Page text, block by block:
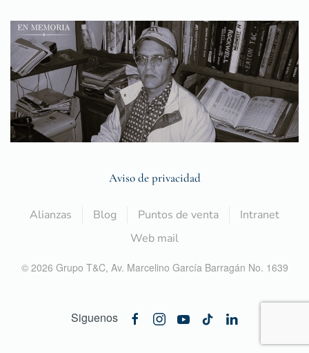
Aviso de privacidad
Alianzas Blog Puntos de venta
Intranet
Web mail
© 2026 Grupo T&C, Av. Marcelino García Barragán No. 1639
Siguenos